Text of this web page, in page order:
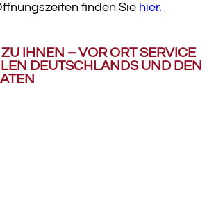
finden Sie hier.
ZU IHNEN – VOR ORT SERVICE
DEUTSCHLANDS UND DEN